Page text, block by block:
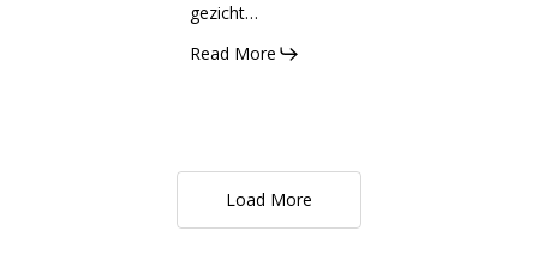
gezicht…
Read More
Load More